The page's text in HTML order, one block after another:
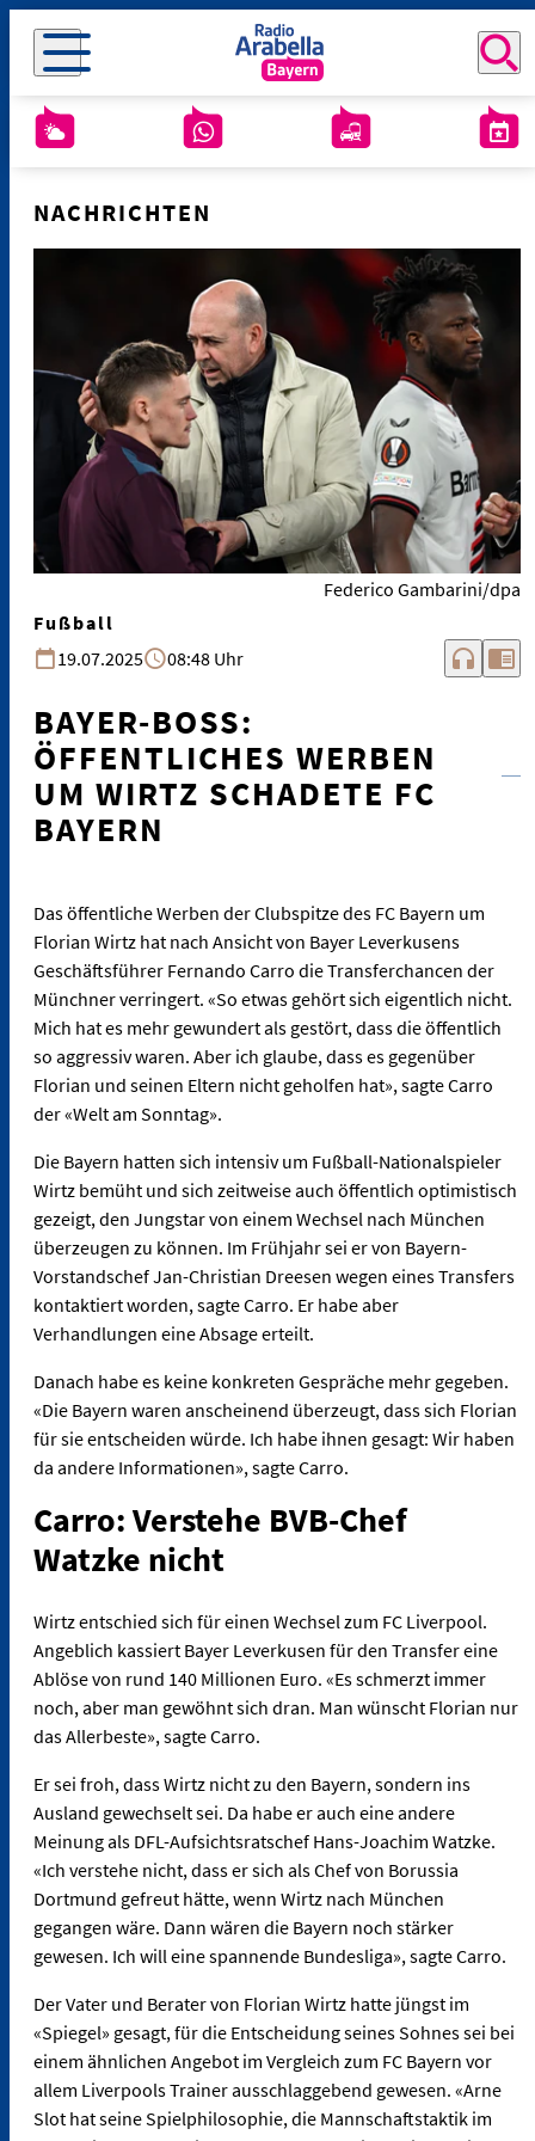
NACHRICHTEN
Federico Gambarini/dpa
Fußball
19.07.2025
08:48 Uhr headphones chrome_reader_mode
BAYER-BOSS:
ÖFFENTLICHES WERBEN
UM WIRTZ SCHADETE FC
BAYERN
Das öffentliche Werben der Clubspitze des FC Bayern um
Florian Wirtz hat nach Ansicht von Bayer Leverkusens
Geschäftsführer Fernando Carro die Transferchancen der
Münchner verringert. «So etwas gehört sich eigentlich nicht.
Mich hat es mehr gewundert als gestört, dass die öffentlich
so aggressiv waren. Aber ich glaube, dass es gegenüber
Florian und seinen Eltern nicht geholfen hat», sagte Carro
der «Welt am Sonntag».
Die Bayern hatten sich intensiv um Fußball-Nationalspieler
Wirtz bemüht und sich zeitweise auch öffentlich optimistisch
gezeigt, den Jungstar von einem Wechsel nach München
überzeugen zu können. Im Frühjahr sei er von Bayern-
Vorstandschef Jan-Christian Dreesen wegen eines Transfers
kontaktiert worden, sagte Carro. Er habe aber
Verhandlungen eine Absage erteilt.
Danach habe es keine konkreten Gespräche mehr gegeben.
«Die Bayern waren anscheinend überzeugt, dass sich Florian
für sie entscheiden würde. Ich habe ihnen gesagt: Wir haben
da andere Informationen», sagte Carro.
Carro: Verstehe BVB-Chef
Watzke nicht
Wirtz entschied sich für einen Wechsel zum FC Liverpool.
Angeblich kassiert Bayer Leverkusen für den Transfer eine
Ablöse von rund 140 Millionen Euro. «Es schmerzt immer
noch, aber man gewöhnt sich dran. Man wünscht Florian nur
das Allerbeste», sagte Carro.
Er sei froh, dass Wirtz nicht zu den Bayern, sondern ins
Ausland gewechselt sei. Da habe er auch eine andere
Meinung als DFL-Aufsichtsratschef Hans-Joachim Watzke.
«Ich verstehe nicht, dass er sich als Chef von Borussia
Dortmund gefreut hätte, wenn Wirtz nach München
gegangen wäre. Dann wären die Bayern noch stärker
gewesen. Ich will eine spannende Bundesliga», sagte Carro.
Der Vater und Berater von Florian Wirtz hatte jüngst im
«Spiegel» gesagt, für die Entscheidung seines Sohnes sei bei
einem ähnlichen Angebot im Vergleich zum FC Bayern vor
allem Liverpools Trainer ausschlaggebend gewesen. «Arne
Slot hat seine Spielphilosophie, die Mannschaftstaktik im